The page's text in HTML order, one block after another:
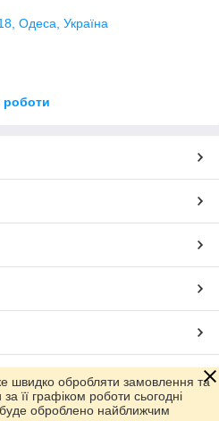
Одеса, Україна
роботи
Prom.ua
швидко обробляти замовлення та
її графіком роботи сьогодні
оброблено найближчим